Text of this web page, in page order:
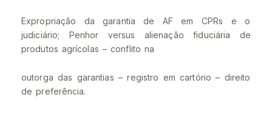
Expropriação da garantia de AF em CPRs e o
judiciário; Penhor versus alienação fiduciária de
produtos agrícolas – conflito na
outorga das garantias – registro em cartório – direito
de preferência.